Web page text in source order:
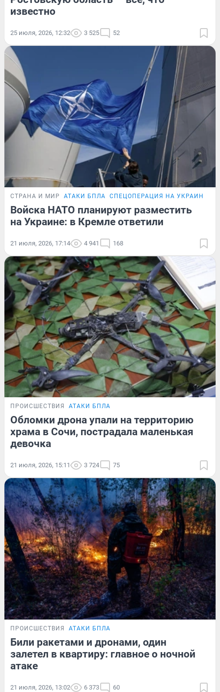
известно
25 июля, 2026, 12:32 3 525 52
СТРАНА И МИР АТАКИ БПЛА СПЕЦОПЕРАЦИЯ НА УКРАИНЕ
Войска НАТО планируют разместить
на Украине: в Кремле ответили
21 июля, 2026, 17:14 4 941 168
ПРОИСШЕСТВИЯ АТАКИ БПЛА
Обломки дрона упали на территорию
храма в Сочи, пострадала маленькая
девочка
21 июля, 2026, 15:11 3 724 75
ПРОИСШЕСТВИЯ АТАКИ БПЛА
Били ракетами и дронами, один
залетел в квартиру: главное о ночной
атаке
21 июля, 2026, 13:02 6 373 60